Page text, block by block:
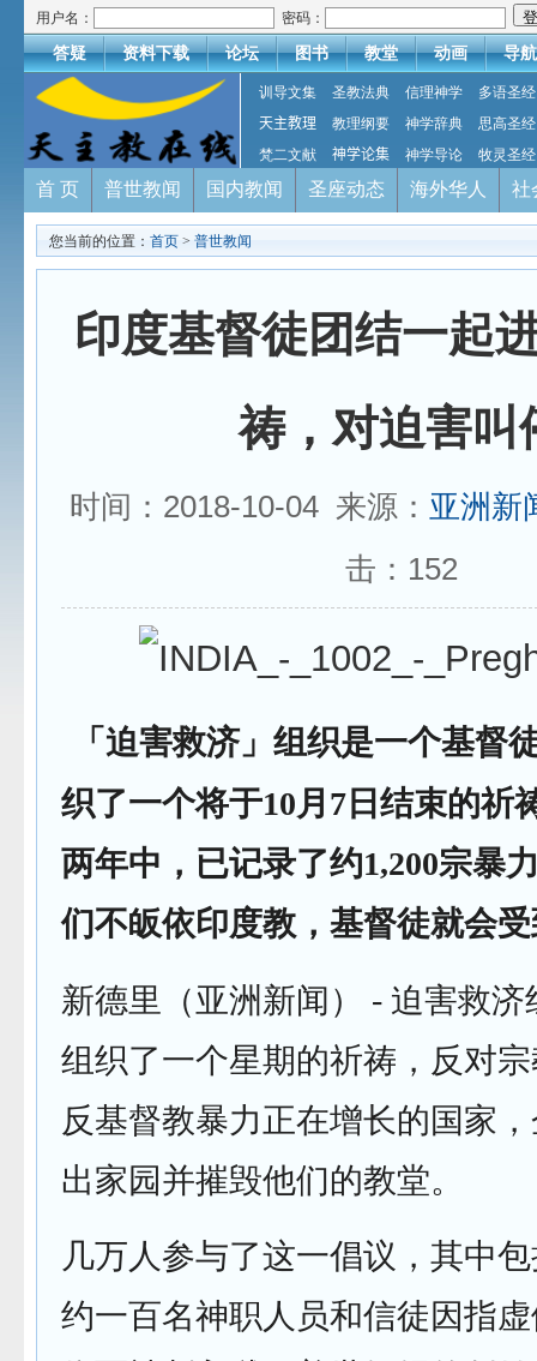
用户名： 密码：
答疑 资料下载 论坛 图书 教堂 动画 导航
训导文集 圣教法典 信理神学
多语圣经
天主教理
教理纲要 神学辞典
思高圣经
梵二文献
神学论集 神学导论 牧灵圣经
首 页 普世教闻 国内教闻 圣座动态 海外华人 社
您当前的位置： 首页 > 普世教闻
印度基督徒团结一起
祷，对迫害叫
时间：2018-10-04 来源： 亚洲新
击： 152
「迫害救济」组织是一个基督
织了一个将于10月7日结束的祈
两年中，已记录了约1,200宗暴
们不皈依印度教，基督徒就会
新德里（亚洲新闻） - 迫害救济
组织了一个星期的祈祷，反对
反基督教暴力正在增长的国家
出家园并摧毁他们的教堂。
几万人参与了这一倡议，其中
约一百名神职人员和信徒因指